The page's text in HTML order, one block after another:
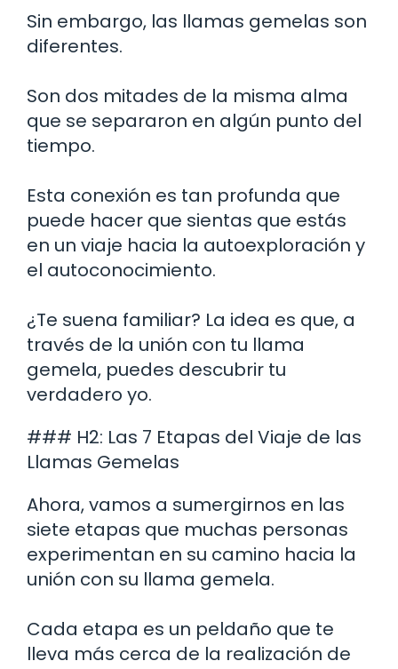
Sin embargo, las llamas gemelas son
diferentes.
Son dos mitades de la misma alma
que se separaron en algún punto del
tiempo.
Esta conexión es tan profunda que
puede hacer que sientas que estás
en un viaje hacia la autoexploración y
el autoconocimiento.
¿Te suena familiar? La idea es que, a
través de la unión con tu llama
gemela, puedes descubrir tu
verdadero yo.
### H2: Las 7 Etapas del Viaje de las
Llamas Gemelas
Ahora, vamos a sumergirnos en las
siete etapas que muchas personas
experimentan en su camino hacia la
unión con su llama gemela.
Cada etapa es un peldaño que te
lleva más cerca de la realización de